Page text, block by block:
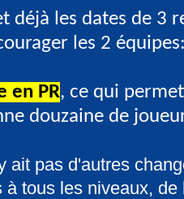
déjà les dates de 3
les 2
en PR, ce qui
douzaine de
ait pas d'autres
à tous les niveaux,